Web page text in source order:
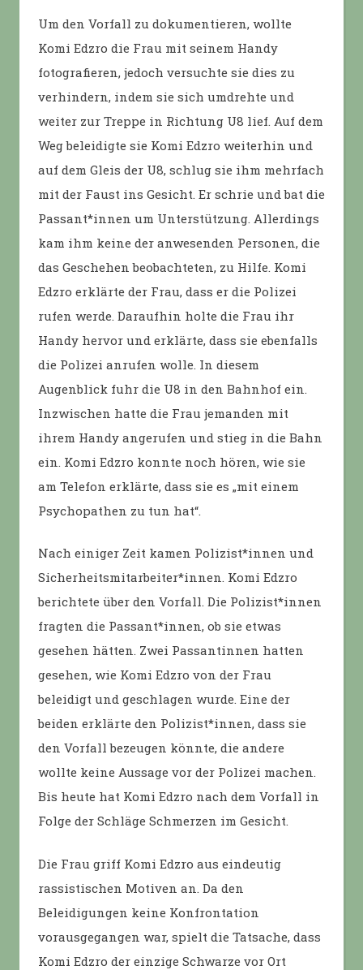
Um den Vorfall zu dokumentieren, wollte
Komi Edzro die Frau mit seinem Handy
fotografieren, jedoch versuchte sie dies zu
verhindern, indem sie sich umdrehte und
weiter zur Treppe in Richtung U8 lief. Auf dem
Weg beleidigte sie Komi Edzro weiterhin und
auf dem Gleis der U8, schlug sie ihm mehrfach
mit der Faust ins Gesicht. Er schrie und bat die
Passant*innen um Unterstützung. Allerdings
kam ihm keine der anwesenden Personen, die
das Geschehen beobachteten, zu Hilfe. Komi
Edzro erklärte der Frau, dass er die Polizei
rufen werde. Daraufhin holte die Frau ihr
Handy hervor und erklärte, dass sie ebenfalls
die Polizei anrufen wolle. In diesem
Augenblick fuhr die U8 in den Bahnhof ein.
Inzwischen hatte die Frau jemanden mit
ihrem Handy angerufen und stieg in die Bahn
ein. Komi Edzro konnte noch hören, wie sie
am Telefon erklärte, dass sie es „mit einem
Psychopathen zu tun hat“.
Nach einiger Zeit kamen Polizist*innen und
Sicherheitsmitarbeiter*innen. Komi Edzro
berichtete über den Vorfall. Die Polizist*innen
fragten die Passant*innen, ob sie etwas
gesehen hätten. Zwei Passantinnen hatten
gesehen, wie Komi Edzro von der Frau
beleidigt und geschlagen wurde. Eine der
beiden erklärte den Polizist*innen, dass sie
den Vorfall bezeugen könnte, die andere
wollte keine Aussage vor der Polizei machen.
Bis heute hat Komi Edzro nach dem Vorfall in
Folge der Schläge Schmerzen im Gesicht.
Die Frau griff Komi Edzro aus eindeutig
rassistischen Motiven an. Da den
Beleidigungen keine Konfrontation
vorausgegangen war, spielt die Tatsache, dass
Komi Edzro der einzige Schwarze vor Ort